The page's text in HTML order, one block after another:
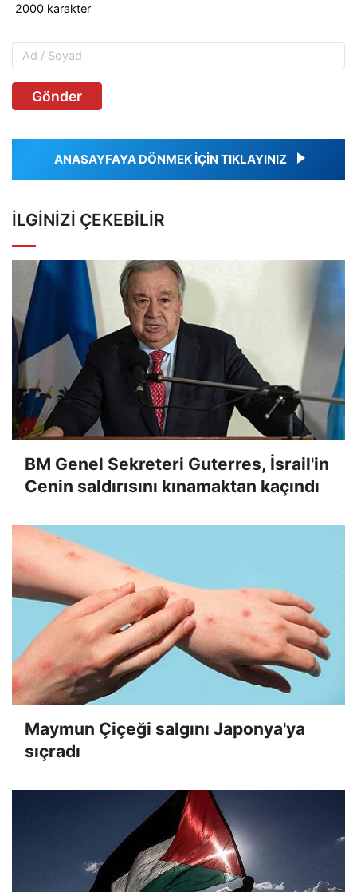
Gönder
ANASAYFAYA DÖNMEK İÇİN TIKLAYINIZ
İLGINIZI ÇEKEBILIR
BM Genel Sekreteri Guterres, İsrail'in
Cenin saldırısını kınamaktan kaçındı
Maymun Çiçeği salgını Japonya'ya
sıçradı